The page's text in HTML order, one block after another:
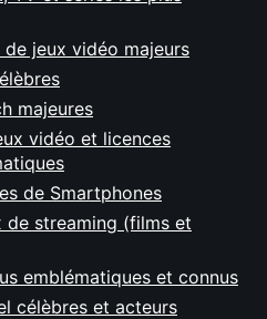
jeux vidéo majeurs
majeures
vidéo et licences
de Smartphones
de streaming (films et
emblématiques et connus
célèbres et acteurs